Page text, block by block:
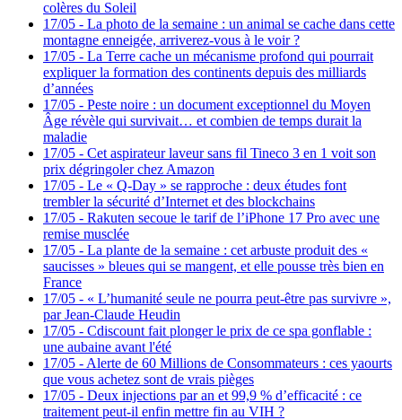
colères du Soleil
17/05 - La photo de la semaine : un animal se cache dans cette
montagne enneigée, arriverez-vous à le voir ?
17/05 - La Terre cache un mécanisme profond qui pourrait
expliquer la formation des continents depuis des milliards
d’années
17/05 - Peste noire : un document exceptionnel du Moyen
Âge révèle qui survivait… et combien de temps durait la
maladie
17/05 - Cet aspirateur laveur sans fil Tineco 3 en 1 voit son
prix dégringoler chez Amazon
17/05 - Le « Q-Day » se rapproche : deux études font
trembler la sécurité d’Internet et des blockchains
17/05 - Rakuten secoue le tarif de l’iPhone 17 Pro avec une
remise musclée
17/05 - La plante de la semaine : cet arbuste produit des «
saucisses » bleues qui se mangent, et elle pousse très bien en
France
17/05 - « L’humanité seule ne pourra peut-être pas survivre »,
par Jean-Claude Heudin
17/05 - Cdiscount fait plonger le prix de ce spa gonflable :
une aubaine avant l'été
17/05 - Alerte de 60 Millions de Consommateurs : ces yaourts
que vous achetez sont de vrais pièges
17/05 - Deux injections par an et 99,9 % d’efficacité : ce
traitement peut-il enfin mettre fin au VIH ?